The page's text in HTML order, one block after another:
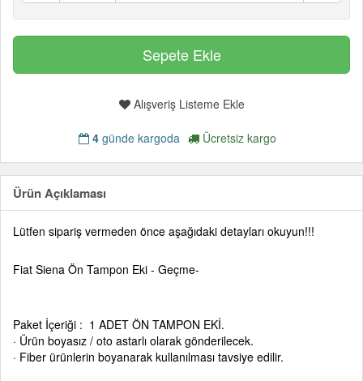
Alışveriş Listeme Ekle
4 günde kargoda Ücretsiz kargo
Ürün Açıklaması
Lütfen sipariş vermeden önce aşağıdaki detayları okuyun!!!
Fiat Siena Ön Tampon Eki - Geçme-
Paket İçeriği : 1 ADET ÖN TAMPON EKİ.
· Ürün boyasız / oto astarlı olarak gönderilecek.
· Fiber ürünlerin boyanarak kullanılması tavsiye edilir.